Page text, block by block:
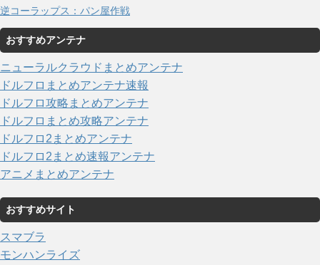
逆コーラップス：パン屋作戦
おすすめアンテナ
ニューラルクラウドまとめアンテナ
ドルフロまとめアンテナ速報
ドルフロ攻略まとめアンテナ
ドルフロまとめ攻略アンテナ
ドルフロ2まとめアンテナ
ドルフロ2まとめ速報アンテナ
アニメまとめアンテナ
おすすめサイト
スマブラ
モンハンライズ